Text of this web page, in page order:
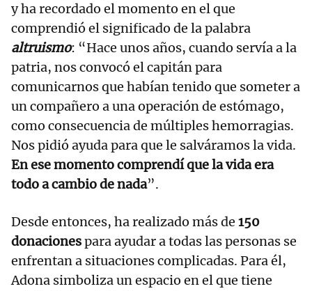
y ha recordado el momento en el que
comprendió el significado de la palabra
altruismo: “Hace unos años, cuando servía a la
patria, nos convocó el capitán para
comunicarnos que habían tenido que someter a
un compañero a una operación de estómago,
como consecuencia de múltiples hemorragias.
Nos pidió ayuda para que le salváramos la vida.
En ese momento comprendí que la vida era
todo a cambio de nada”.
Desde entonces, ha realizado más de 150
donacionespara ayudar a todas las personas se
enfrentan a situaciones complicadas. Para él,
Adona simboliza un espacio en el que tiene